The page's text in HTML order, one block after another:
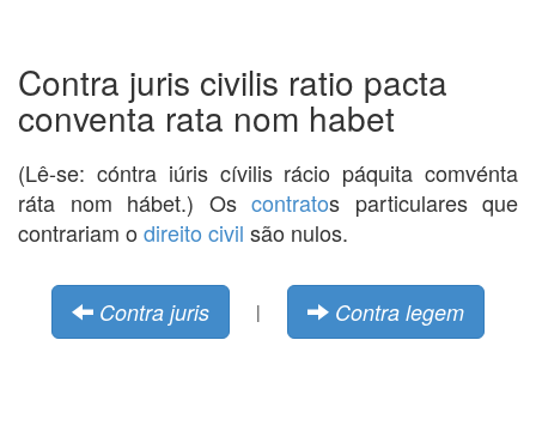
Contra juris civilis ratio pacta
conventa rata nom habet
(Lê-se: cóntra iúris cívilis rácio páquita comvénta
ráta nom hábet.) Os contratos particulares que
contrariam o direito civil são nulos.
Contra juris | Contra legem